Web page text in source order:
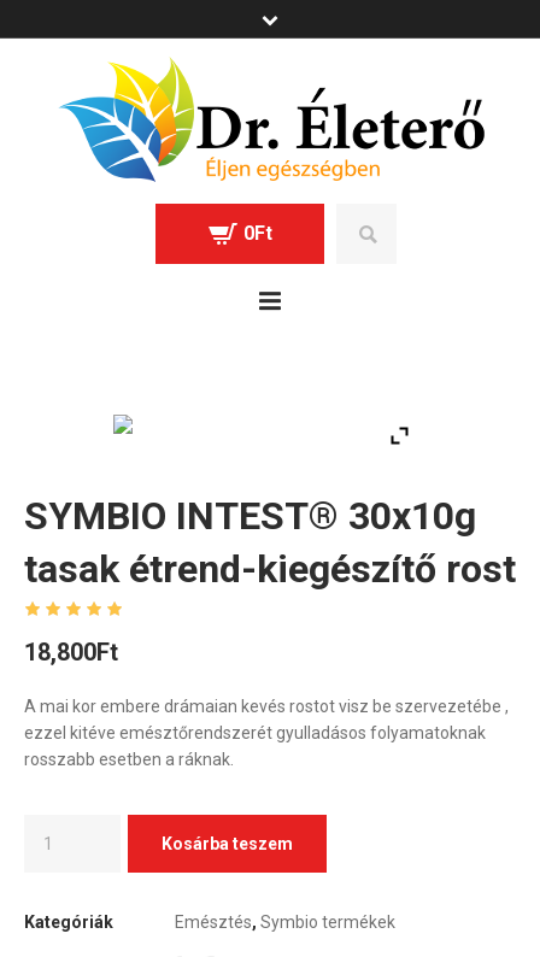
0Ft
SYMBIO INTEST® 30x10g
tasak étrend-kiegészítő rost
18,800Ft
A mai kor embere drámaian kevés rostot visz be szervezetébe ,
ezzel kitéve emésztőrendszerét gyulladásos folyamatoknak
rosszabb esetben a ráknak.
Kosárba teszem
Kategóriák Emésztés, Symbio termékek